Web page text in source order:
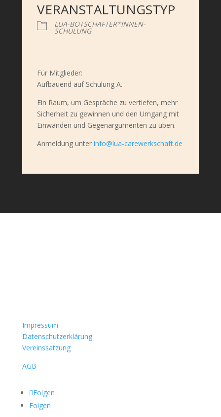
VERANSTALTUNGSTYP
LUA-BOTSCHAFTER*INNEN-
SCHULUNG
Für Mitglieder:
Aufbauend auf Schulung A.
Ein Raum, um Gespräche zu vertiefen, mehr
Sicherheit zu gewinnen und den Umgang mit
Einwänden und Gegenargumenten zu üben.
Anmeldung unter info@lua-carewerkschaft.de
Impressum
Datenschutzerklärung
Vereinssatzung
AGB
Folgen
Folgen